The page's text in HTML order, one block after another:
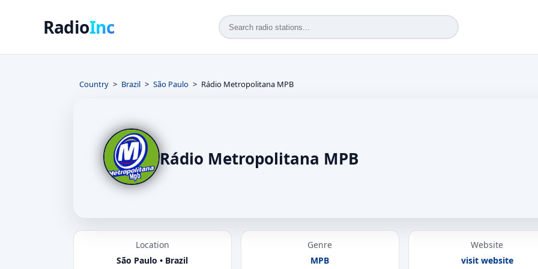
RadioInc
Country Brazil São Paulo Rádio Metropolitana MPB
Rádio Metropolitana MPB
Location
São Paulo • Brazil
Genre
MPB
Website
visit website